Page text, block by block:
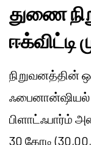
துணை
ஈக்விட்டி
நிறுவனத்தின்
பிளாட்ஃபார்ம்
30 கோடி